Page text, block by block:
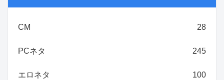
CM 28
PCネタ 245
エロネタ 100